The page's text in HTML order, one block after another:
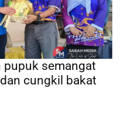
pupuk semangat
cungkil bakat